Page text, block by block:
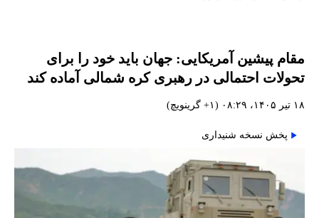
مقام پیشین آمریکایی: جهان باید خود را برای
تحولات احتمالی در رهبری کره شمالی آماده کند
۱۸ تیر ۱۴۰۵، ۰۸:۲۹ (‎+۱ گرینویچ)
پخش نسخه شنیداری